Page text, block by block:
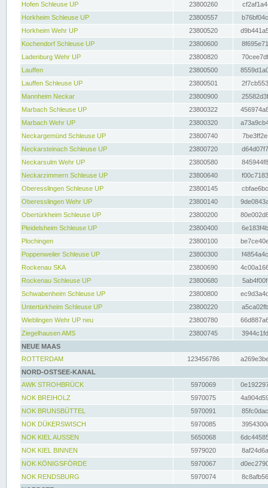
Hofen Schleuse UP
23800260
Horkheim Schleuse UP
23800557
Horkheim Wehr UP
23800520
Kochendorf Schleuse UP
23800600
Ladenburg Wehr UP
23800820
Lauffen
23800500
Lauffen Schleuse UP
23800501
Mannheim Neckar
23800900
Marbach Schleuse UP
23800322
Marbach Wehr UP
23800320
Neckargemünd Schleuse UP
23800740
Neckarsteinach Schleuse UP
23800720
Neckarsulm Wehr UP
23800580
Neckarzimmern Schleuse UP
23800640
Oberesslingen Schleuse UP
23800145
Oberesslingen Wehr UP
23800140
Obertürkheim Schleuse UP
23800200
Pleidelsheim Schleuse UP
23800400
Plochingen
23800100
Poppenweiler Schleuse UP
23800300
Rockenau SKA
23800690
Rockenau Schleuse UP
23800680
Schwabenheim Schleuse UP
23800800
Untertürkheim Schleuse UP
23800220
Wieblingen Wehr UP neu
23800780
Ziegelhausen AMS
23800745
NEUE MAAS
ROTTERDAM
123456786
NORD-OSTSEE-KANAL
AWK STROHBRÜCK
5970069
NOK BREIHOLZ
5970075
NOK BRUNSBÜTTEL
5970091
NOK DÜKERSWISCH
5970085
NOK KIEL AUSSEN
5650068
NOK KIEL BINNEN
5979020
NOK KÖNIGSFÖRDE
5970067
NOK RENDSBURG
5970074